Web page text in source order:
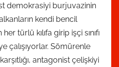
demokrasiyi burjuvazinin
kendi bencil
türlü kılıfa girip işçi sınıfı
çalışıyorlar. Sömürenle
antagonist çelişkiyi